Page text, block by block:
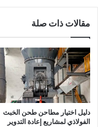
مقالات ذات صلة
دليل اختيار مطاحن طحن الخبث
الفولاذي لمشاريع إعادة التدوير